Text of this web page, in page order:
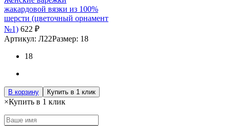
жакардовой вязки из 100%
шерсти (цветочный орнамент
№1) 622 ₽
Артикул: Л22Размер: 18
18
В корзину Купить в 1 клик
×Купить в 1 клик